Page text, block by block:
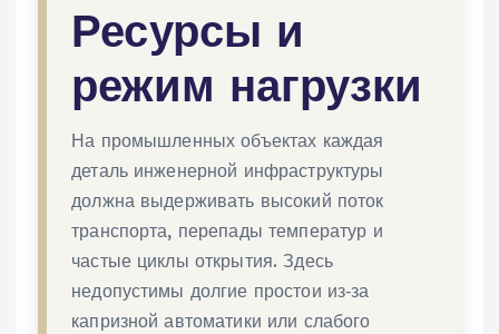
Ресурсы и
режим нагрузки
На промышленных объектах каждая
деталь инженерной инфраструктуры
должна выдерживать высокий поток
транспорта, перепады температур и
частые циклы открытия. Здесь
недопустимы долгие простои из‑за
капризной автоматики или слабого